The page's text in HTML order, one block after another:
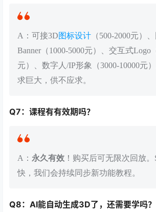
A：可接3D图标设计 （500-2000元）
Banner（1000-5000元）、交互式Logo
元）、数字人/IP形象（3000-10000元
求巨大，供不应求。
Q7：课程有有效期吗？
A： 永久有效 ！购买后可无限次回放
快，我们会持续同步新功能教程。
Q8：AI能自动生成3D了，还需要学吗？